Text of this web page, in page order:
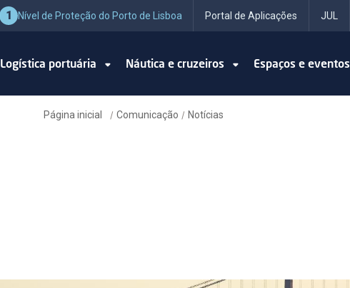
1 Nível de Proteção do Porto de Lisboa Portal de Aplicações JUL
Logística portuária Náutica e cruzeiros Espaços e eventos
Página inicial / Comunicação / Notícias